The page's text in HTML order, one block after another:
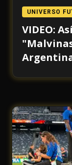
UNIVERSO
VIDEO: